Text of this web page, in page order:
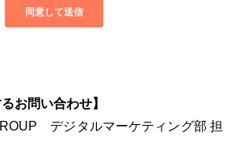
お問い合わせ】
デジタルマーケティング部 担